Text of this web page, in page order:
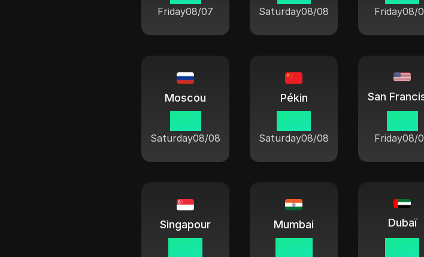
Friday08/07 Saturday08/08 Friday08/
Moscou
Saturday08/08
Pékin
Saturday08/08 Friday08/
Singapour Mumbai Dubaï